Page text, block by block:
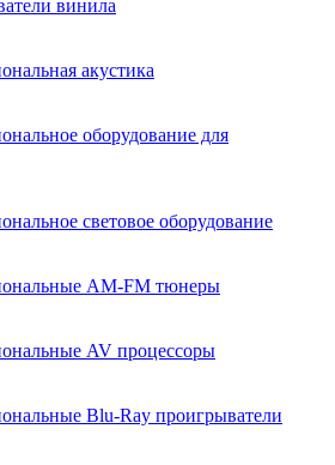
винила
акустика
оборудование для
световое оборудование
AM-FM тюнеры
AV процессоры
Blu-Ray проигрыватели